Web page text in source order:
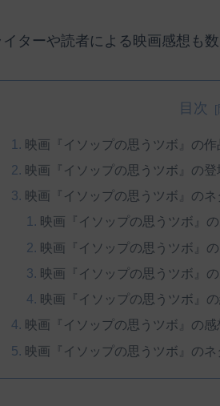
ターや読者による映画感想も
目次
映画『イソップの思うツボ』の作
映画『イソップの思うツボ』の登
映画『イソップの思うツボ』の
映画『イソップの思うツボ』の
映画『イソップの思うツボ』の
映画『イソップの思うツボ』の
映画『イソップの思うツボ』
映画『イソップの思うツボ』の
映画『イソップの思うツボ』の